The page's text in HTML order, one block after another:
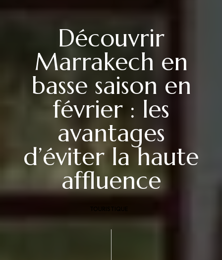
Découvrir
Marrakech en
basse saison en
février : les
avantages
d’éviter la haute
affluence